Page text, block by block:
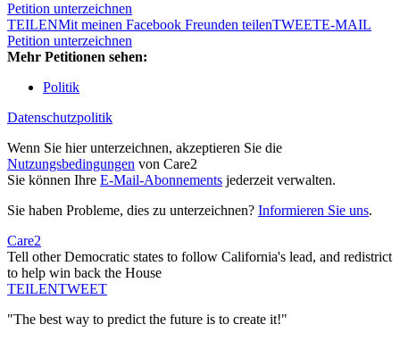
Petition unterzeichnen
TEILENMit meinen Facebook Freunden teilenTWEETE-MAIL
Petition unterzeichnen
Mehr Petitionen sehen:
Politik
Datenschutzpolitik
Wenn Sie hier unterzeichnen, akzeptieren Sie die
Nutzungsbedingungen von Care2
Sie können Ihre E-Mail-Abonnements jederzeit verwalten.
Sie haben Probleme, dies zu unterzeichnen? Informieren Sie uns.
Care2
Tell other Democratic states to follow California's lead, and redistrict
to help win back the House
TEILENTWEET
"The best way to predict the future is to create it!"